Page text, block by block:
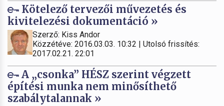
Kötelező tervezői művezetés és
kivitelezési dokumentáció »
Szerző: Kiss Andor
Közzétéve: 2016.03.03. 10:32 | Utolsó frissítés:
2017.02.21. 22:01
A „csonka” HÉSZ szerint végzett
építési munka nem minősíthető
szabálytalannak »